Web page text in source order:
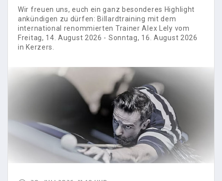
Wir freuen uns, euch ein ganz besonderes Highlight
ankündigen zu dürfen: Billardtraining mit dem
international renommierten Trainer Alex Lely vom
Freitag, 14. August 2026 - Sonntag, 16. August 2026
in Kerzers.